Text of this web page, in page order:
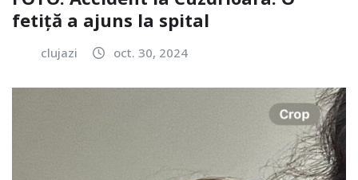
fetiță a ajuns la spital
clujazi oct. 30, 2024